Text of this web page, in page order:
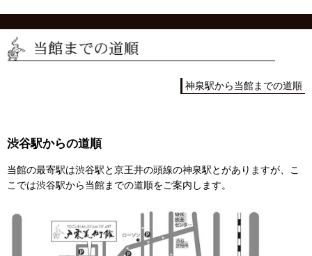
神泉駅から当館までの道順
渋谷駅からの道順
当館の最寄駅は渋谷駅と京王井の頭線の神泉駅とがありますが、こ
こでは渋谷駅から当館までの道順をご案内します。